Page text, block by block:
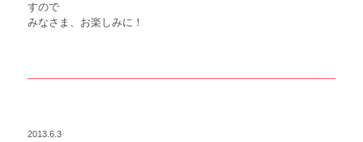
すので
みなさま、お楽しみに！
2013.6.3